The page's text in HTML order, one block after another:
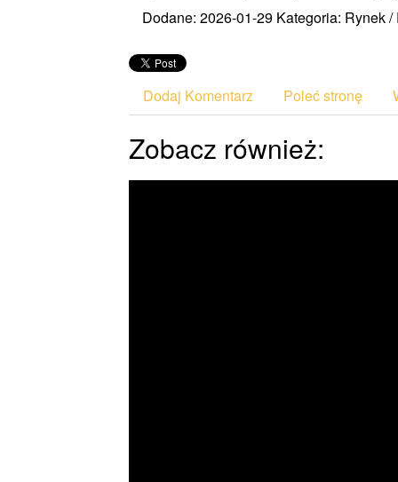
Dodane: 2026-01-29 Kategoria: Rynek
Dodaj Komentarz Poleć stronę
Zobacz również: